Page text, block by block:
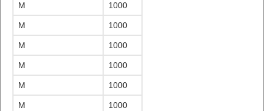
M 1000
M 1000
M 1000
M 1000
M 1000
M 1000